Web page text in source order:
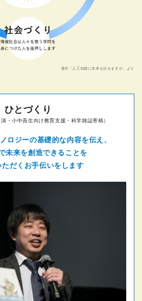
著作「人工知能に未来を託せますか」より
ひとづくり
演・小中高生向け教育支援・科学雑誌寄稿）
ロジーの基礎的な内容を伝え、
未来を創造できることを
ただくお手伝いをします